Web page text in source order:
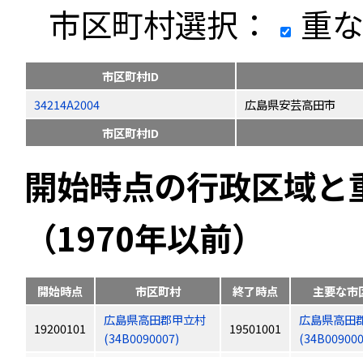
市区町村選択：
重
市区町村ID
34214A2004
広島県安芸高田市
市区町村ID
開始時点の行政区域
（1970年以前）
開始時点 市区町村 終了時点 主要な市
19200101
広島県高田郡甲立村
(34B0090007)
19501001
広島県高田